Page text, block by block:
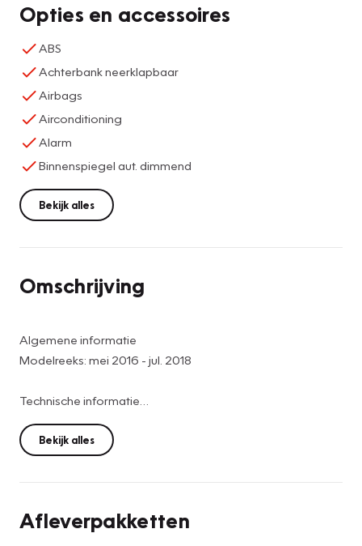
Opties en accessoires
ABS
Achterbank neerklapbaar
Airbags
Airconditioning
Alarm
Binnenspiegel aut. dimmend
Bekijk alles
Omschrijving
Algemene informatie
Modelreeks: mei 2016 - jul. 2018
Technische informatie
Koppel: 205 Nm
Aandrijving: Voorwielaandrijving
Tankinhoud: 50 liter
Bekijk alles
Afleverpakketten